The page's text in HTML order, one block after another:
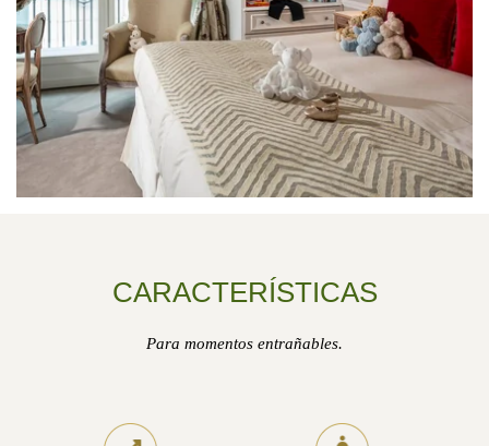
CARACTERÍSTICAS
Para momentos entrañables.